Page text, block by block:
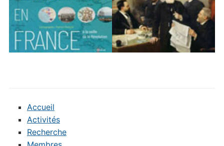
Accueil
Activités
Recherche